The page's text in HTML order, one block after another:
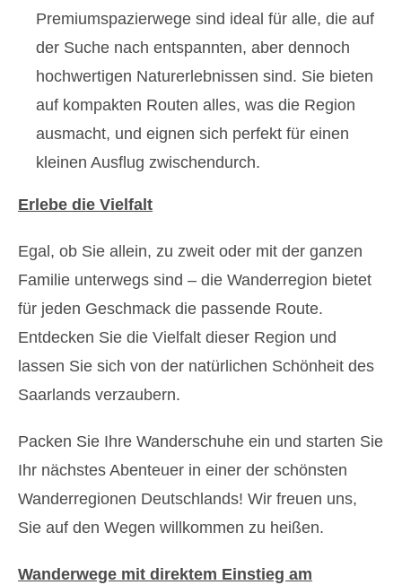
Premiumspazierwege sind ideal für alle, die auf
der Suche nach entspannten, aber dennoch
hochwertigen Naturerlebnissen sind. Sie bieten
auf kompakten Routen alles, was die Region
ausmacht, und eignen sich perfekt für einen
kleinen Ausflug zwischendurch.
Erlebe die Vielfalt
Egal, ob Sie allein, zu zweit oder mit der ganzen
Familie unterwegs sind – die Wanderregion bietet
für jeden Geschmack die passende Route.
Entdecken Sie die Vielfalt dieser Region und
lassen Sie sich von der natürlichen Schönheit des
Saarlands verzaubern.
Packen Sie Ihre Wanderschuhe ein und starten Sie
Ihr nächstes Abenteuer in einer der schönsten
Wanderregionen Deutschlands! Wir freuen uns,
Sie auf den Wegen willkommen zu heißen.
Wanderwege mit direktem Einstieg am